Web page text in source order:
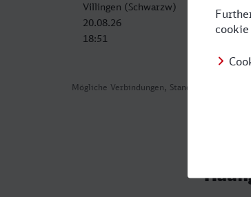
Mögliche Verbindungen, Stand: 2026-08-06
Villingen (Schwarzw)
20.08.26
18:51